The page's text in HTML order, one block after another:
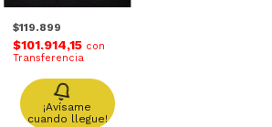
$119.899
$101.914,15 con
Transferencia
¡Avísame
cuando llegue!